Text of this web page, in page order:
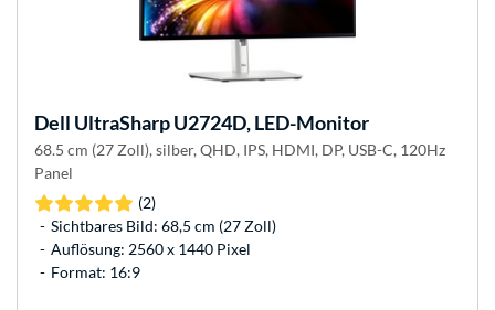
Dell UltraSharp U2724D, LED-Monitor
68.5 cm (27 Zoll), silber, QHD, IPS, HDMI, DP, USB-C, 120Hz
Panel
(2)
Sichtbares Bild: 68,5 cm (27 Zoll)
Auflösung: 2560 x 1440 Pixel
Format: 16:9